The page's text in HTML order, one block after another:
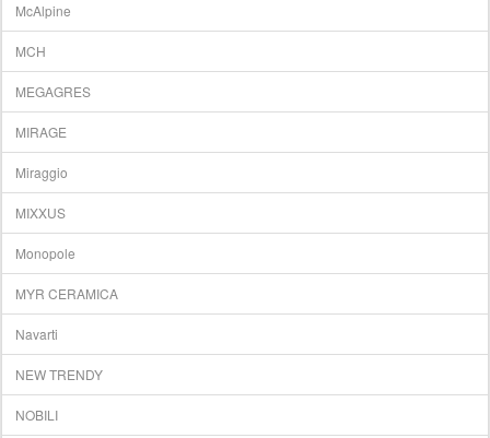
McAlpine
MCH
MEGAGRES
MIRAGE
Miraggio
MIXXUS
Monopole
MYR CERAMICA
Navarti
NEW TRENDY
NOBILI